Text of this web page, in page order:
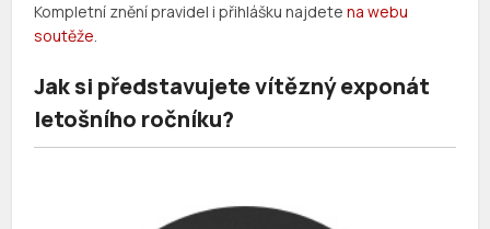
Kompletní znění pravidel i přihlášku najdetena webu
soutěže.
Jak si představujete vítězný exponát
letošního ročníku?